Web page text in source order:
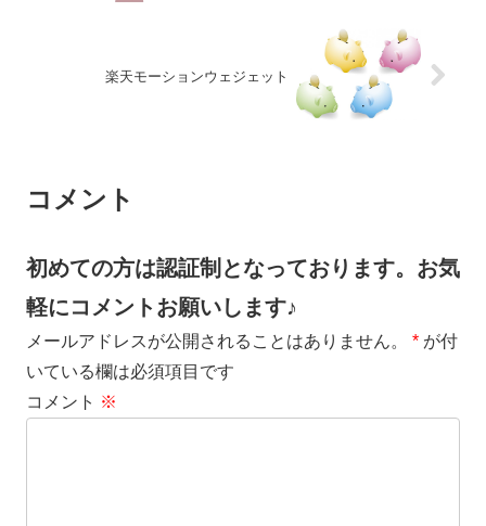
楽天モーションウェジェット
コメント
初めての方は認証制となっております。お気
軽にコメントお願いします♪
メールアドレスが公開されることはありません。 * が付
いている欄は必須項目です
コメント ※